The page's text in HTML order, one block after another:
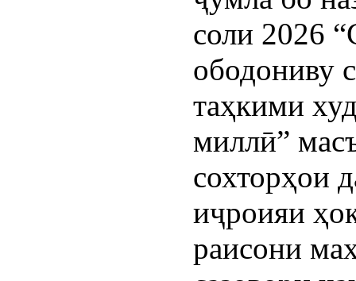
соли 2026
ободониву
таҳкими
миллӣ”
сохторҳои
иҷроияи
раисони